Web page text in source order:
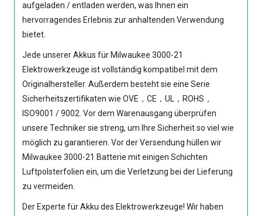
aufgeladen / entladen werden, was Ihnen ein
hervorragendes Erlebnis zur anhaltenden Verwendung
bietet.
Jede unsererAkkus für Milwaukee 3000-21
Elektrowerkzeuge ist vollständig kompatibel mit dem
Originalhersteller. Außerdem besteht sie eine Serie
Sicherheitszertifikaten wie OVE，CE，UL，ROHS，
ISO9001 / 9002. Vor dem Warenausgang überprüfen
unsere Techniker sie streng, um Ihre Sicherheit so viel wie
möglich zu garantieren. Vor der Versendung hüllen wir
Milwaukee 3000-21 Batterie mit einigen Schichten
Luftpolsterfolien ein, um die Verletzung bei der Lieferung
zu vermeiden.
Der Experte für Akku des Elektrowerkzeuge! Wir haben